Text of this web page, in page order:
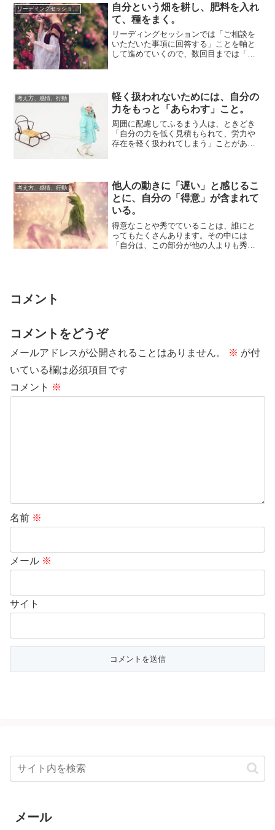
リーディングセッションについて
自分という畑を耕し、肥料を入れ
て、種をまく。
リーディングセッションでは「ご相談を
いただいた事項に回答する」ことを軸と
して進めていくので、数回目までは「ご
考え方、感情、行動
軽く扱われないためには、自分の
力をもっと「あらわす」こと。
周囲に配慮してふるまう人は、ときどき
「自分の力を低く見積もられて、労力や
存在を軽く扱われてしまう」ことがある
考え方、感情、行動
他人の動きに「遅い」と感じるこ
とに、自分の「得意」が含まれて
いる。
得意なことや秀でていることは、誰にと
ってもたくさんあります。その中には
「自分は、この部分が他の人よりも秀で
コメント
コメントをどうぞ
メールアドレスが公開されることはありません。 ※ が付
いている欄は必須項目です
コメント ※
名前 ※
メール ※
サイト
メール